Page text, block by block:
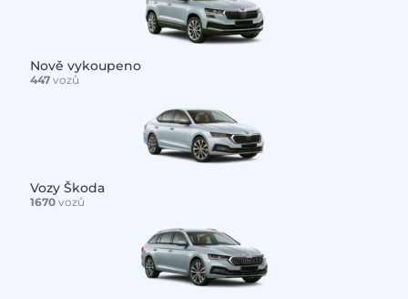
Nově vykoupeno
447vozů
Vozy Škoda
1670vozů